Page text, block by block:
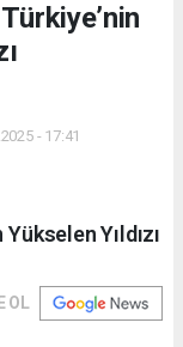
- 17:41
Yıldızı
OL